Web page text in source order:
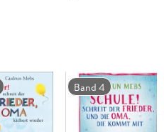
Band 4